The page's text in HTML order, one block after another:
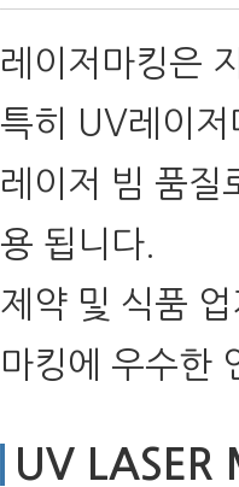
레이저마킹은
특히 UV레이
레이저 빔 품질
용 됩니다.
제약 및 식품
마킹에 우수한
UV LASER